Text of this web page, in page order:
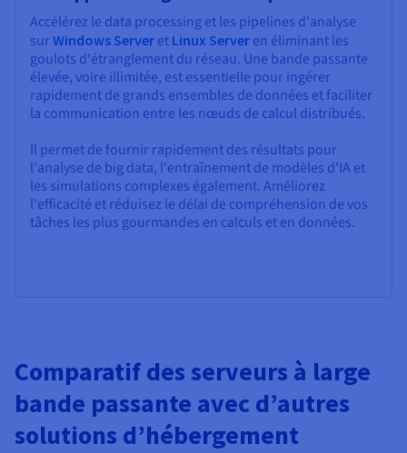
Accélérez le data processing et les pipelines d'analyse
surWindows Server et Linux Server en éliminant les
goulots d'étranglement du réseau. Une bande passante
élevée, voire illimitée, est essentielle pour ingérer
rapidement de grands ensembles de données et faciliter
la communication entre les nœuds de calcul distribués.
Il permet de fournir rapidement des résultats pour
l'analyse de big data, l'entraînement de modèles d'IA et
les simulations complexes également. Améliorez
l'efficacité et réduisez le délai de compréhension de vos
tâches les plus gourmandes en calculs et en données.
Comparatif des serveurs à large
bande passante avec d’autres
solutions d’hébergement